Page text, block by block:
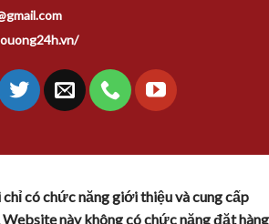
có chức năng giới thiệu và cung cấp
này không có chức năng đặt hàng